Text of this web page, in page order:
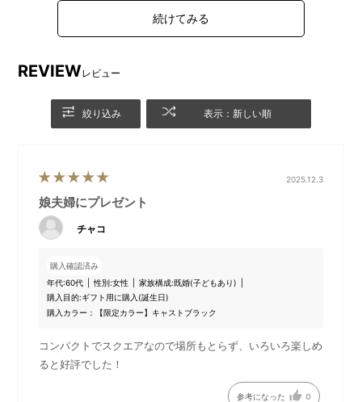
コンパクトホットプレート
コンパクトホットプレート用セ
ラミックコート鍋
コンパクトホットプレート用グ
「BRUNO」キッチン家電のギフトセット一覧はこちら！
オリジナルスリーブ付きのギフトセット。シーンに合わせてメ
REVIEWレビュー
絞り込み 表示：新しい順
2025.12.3
娘夫婦にプレゼント
チャコ
購入確認済み
年代:60代 性別:女性 家族構成:既婚(子どもあり)
購入目的:ギフト用に購入(誕生日)
購入カラー：【限定カラー】キャストブラック
コンパクトでスクエアなので場所もとらず、いろいろ楽しめ
ると好評でした！
参考になった 0